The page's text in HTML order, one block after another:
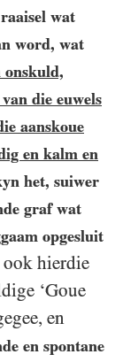
wat
word, wat
onskuld,
die euwels
aanskoue
en kalm en
het, suiwer
graf wat
opgesluit
ook hierdie
‘Goue
en
en spontane